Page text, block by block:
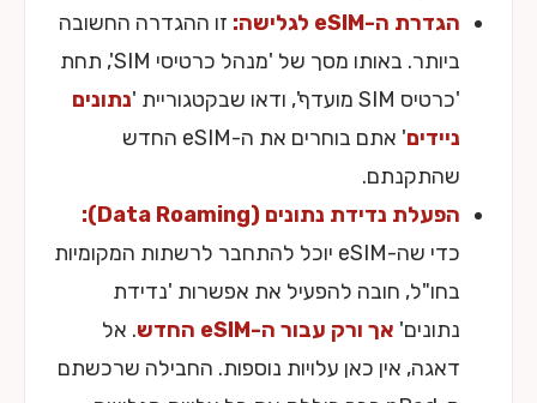
הגדרת ה-eSIM לגלישה:
זו ההגדרה החשובה
ביותר. באותו מסך של 'מנהל כרטיסי SIM', תחת
'כרטיס SIM מועדף', ודאו שבקטגוריית '
נתונים
ניידים
' אתם בוחרים את ה-eSIM החדש
שהתקנתם.
הפעלת נדידת נתונים (Data Roaming):
כדי שה-eSIM יוכל להתחבר לרשתות המקומיות
בחו"ל, חובה להפעיל את אפשרות 'נדידת
נתונים' אך ורק עבור ה-eSIM החדש
. אל
דאגה, אין כאן עלויות נוספות. החבילה שרכשתם